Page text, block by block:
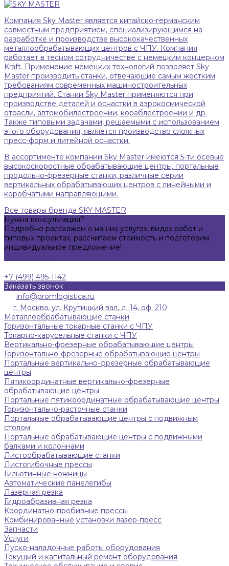
Компания Sky Master является китайско-германским
совместным предприятием, специализирующимся на
разработке и производстве высококачественных
металлообрабатывающих центров с ЧПУ. Компания
работает в тесном сотрудничестве с немецким концерном
Kraft. Применение немецких технологий позволяет Sky
Master производить станки, отвечающие самым жестким
требованиям современных машиностроительных
предприятий. Станки Sky Master применяются при
производстве деталей и оснастки в аэрокосмической
отрасли, автомобилестроении, кораблестроении и др.
Также типовыми задачами, решаемыми с использованием
этого оборудования, является производство сложных
пресс-форм и литейной оснастки.
В ассортименте компании Sky Master имеются 5-ти осевые
высокоскоростные обрабатывающие центры, портальные
продольно-фрезерные станки, различные серии
вертикальных обрабатывающих центров с линейными и
коробчатыми направляющими.
Все товары бренда SKY MASTER
Нужна консультация?
Подробно расскажем о наших услугах, видах работ и
типовых проектах, рассчитаем стоимость и подготовим
индивидуальное предложение!
+7 (499) 495-1142
Заказать звонок
info@promlogistica.ru
г. Москва, ул. Крутицкий вал, д. 14, оф. 210
Металлообрабатывающие станки
Горизонтальные токарные станки с ЧПУ
Токарно-карусельные станки с ЧПУ
Вертикально-фрезерные обрабатывающие центры
Горизонтально-фрезерные обрабатывающие центры
Портальные вертикально-фрезерные обрабатывающие
центры
Пятикоординатные вертикально-фрезерные
обрабатывающие центры
Портальные пятикоординатные обрабатывающие центры
Горизонтально-расточные станки
Портальные обрабатывающие центры с подвижным
столом
Портальные обрабатывающие центры с подвижными
балками и колоннами
Листообрабатывающие станки
Листогибочные прессы
Гильотинные ножницы
Автоматические панелегибы
Лазерная резка
Гидроабразивная резка
Координатно-пробивные прессы
Комбинированные установки лазер-пресс
Запчасти
Услуги
Пуско-наладочные работы оборудования
Текущий и капитальный ремонт оборудования